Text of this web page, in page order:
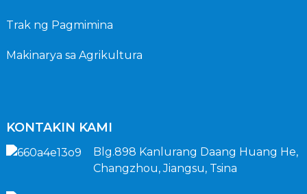
Trak ng Pagmimina
Makinarya sa Agrikultura
KONTAKIN KAMI
Blg.898 Kanlurang Daang Huang He,
Changzhou, Jiangsu, Tsina